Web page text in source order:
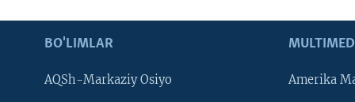
BO'LIMLAR
AQSh-Markaziy Osiyo Amerika